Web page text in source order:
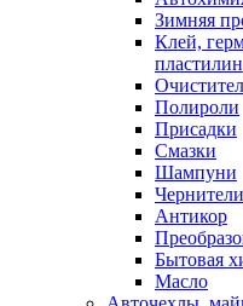
Зимняя
Клей,
пластилин
Полироли
Присадки
Смазки
Шампуни
Чернители
Антикор
Бытовая
Масло